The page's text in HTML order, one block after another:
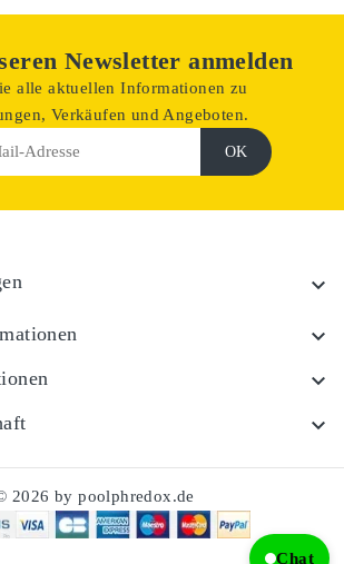
Newsletter anmelden
alle aktuellen Informationen zu
Verkäufen und Angeboten.




2026 by poolphredox.de
Chat